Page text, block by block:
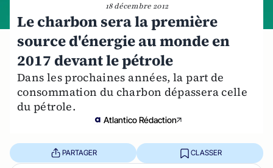
18 décembre 2012
Le charbon sera la première
source d'énergie au monde en
2017 devant le pétrole
Dans les prochaines années, la part de
consommation du charbon dépassera celle
du pétrole.
Atlantico Rédaction
PARTAGER CLASSER